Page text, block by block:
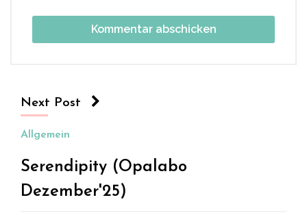
Next Post
Allgemein
Serendipity (Opalabo
Dezember'25)